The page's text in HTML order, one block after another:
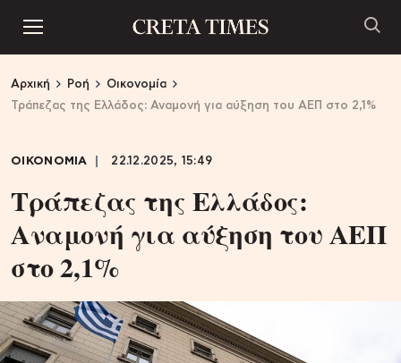
Αρχική Ροή
Οικονομία
Τράπεζας της Ελλάδος: Αναμονή για αύξηση του ΑΕΠ στο 2,1%
ΟΙΚΟΝΟΜΙΑ 22.12.2025, 15:49
Τράπεζας της Ελλάδος:
Αναμονή για αύξηση του ΑΕΠ
στο 2,1%